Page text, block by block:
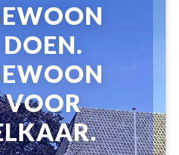
DOEN.
VOOR